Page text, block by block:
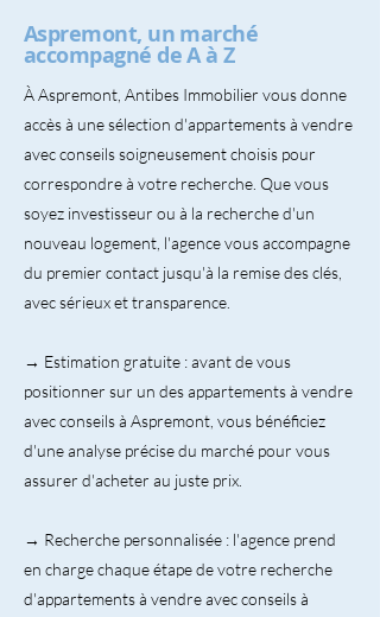
Aspremont, un marché
accompagné de A à Z
À Aspremont, Antibes Immobilier vous donne
accès à une sélection d'appartements à vendre
avec conseils soigneusement choisis pour
correspondre à votre recherche. Que vous
soyez investisseur ou à la recherche d'un
nouveau logement, l'agence vous accompagne
du premier contact jusqu'à la remise des clés,
avec sérieux et transparence.
→ Estimation gratuite : avant de vous
positionner sur un des appartements à vendre
avec conseils à Aspremont, vous bénéficiez
d'une analyse précise du marché pour vous
assurer d'acheter au juste prix.
→ Recherche personnalisée : l'agence prend
en charge chaque étape de votre recherche
d'appartements à vendre avec conseils à